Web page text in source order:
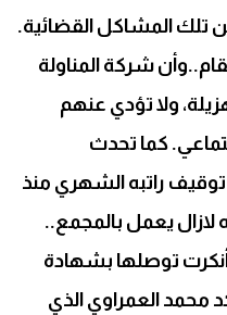
تلك المشاكل القضائية.
شركة المناولة
ولا تؤدي عنهم
كما تحدث
راتبه الشهري منذ
لازال يعمل بالمجمع..
توصلها بشهادة
أيام.. كما أكد محمد العمراوي الذي